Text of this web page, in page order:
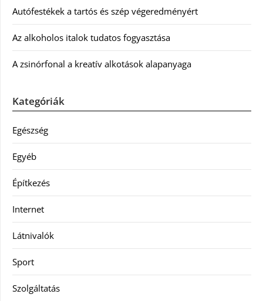
Autófestékek a tartós és szép végeredményért
Az alkoholos italok tudatos fogyasztása
A zsinórfonal a kreatív alkotások alapanyaga
Kategóriák
Egészség
Egyéb
Építkezés
Internet
Látnivalók
Sport
Szolgáltatás